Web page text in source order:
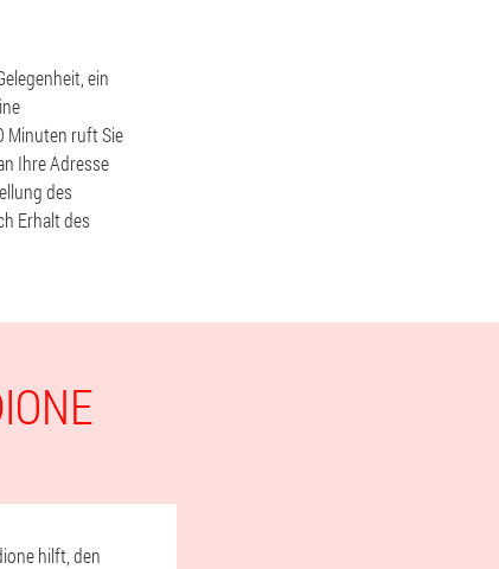
ein
Minuten ruft Sie
Ihre Adresse
des
Erhalt des
hilft, den